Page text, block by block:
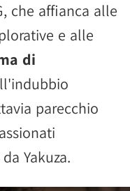
che affianca alle
e alle
di
parecchio
Yakuza.